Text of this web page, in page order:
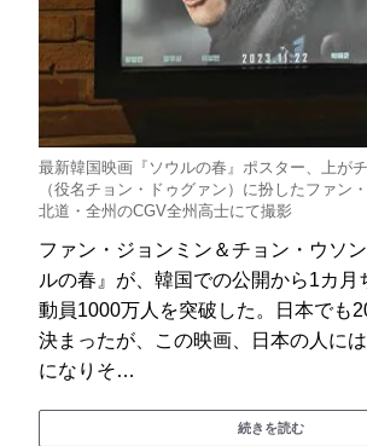
最新韓国映画『ソウルの春』ポスター、上が
（役名チョン・ドゥグァン）に扮したファン
北道・全州のCGV全州高士にて撮影
ファン・ジョンミン＆チョン・ウソ
ルの春』が、韓国での公開から1カ月
動員1000万人を突破した。日本でも
決まったが、この映画、日本の人に
になりそ…
続きを読む